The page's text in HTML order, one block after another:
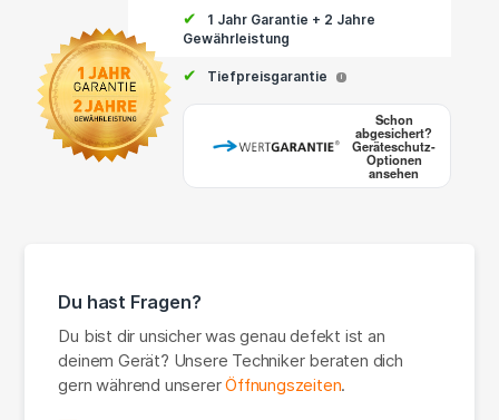
✔
1 Jahr Garantie + 2 Jahre
Gewährleistung
✔ Tiefpreisgarantie i
Schon
abgesichert?
Geräteschutz-
Optionen
ansehen
Du hast Fragen?
Du bist dir unsicher was genau defekt ist an
deinem Gerät? Unsere Techniker beraten dich
gern während unsererÖffnungszeiten.